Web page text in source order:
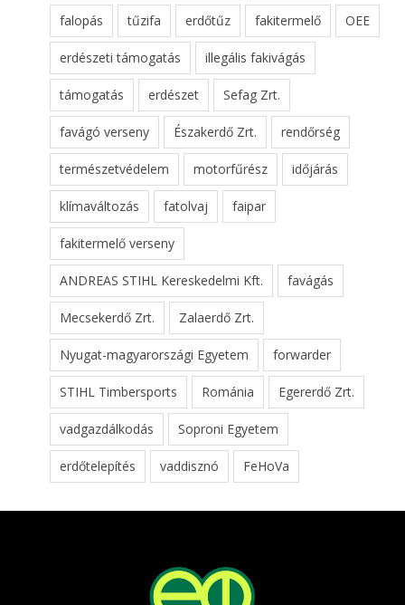
falopás tűzifa erdőtűz fakitermelő OEE
erdészeti támogatás illegális fakivágás
támogatás erdészet Sefag Zrt.
favágó verseny Északerdő Zrt. rendőrség
természetvédelem motorfűrész időjárás
klímaváltozás fatolvaj faipar
fakitermelő verseny
ANDREAS STIHL Kereskedelmi Kft. favágás
Mecsekerdő Zrt. Zalaerdő Zrt.
Nyugat-magyarországi Egyetem forwarder
STIHL Timbersports Románia Egererdő Zrt.
vadgazdálkodás Soproni Egyetem
erdőtelepítés vaddisznó FeHoVa